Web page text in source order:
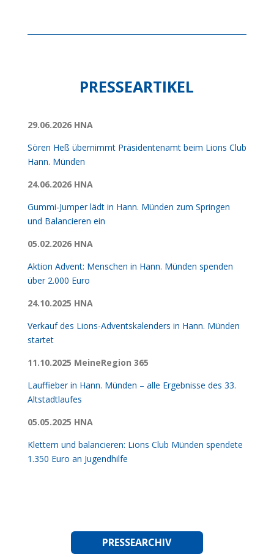
PRESSEARTIKEL
29.06.2026 HNA
Sören Heß übernimmt Präsidentenamt beim Lions Club
Hann. Münden
24.06.2026 HNA
Gummi-Jumper lädt in Hann. Münden zum Springen
und Balancieren ein
05.02.2026 HNA
Aktion Advent: Menschen in Hann. Münden spenden
über 2.000 Euro
24.10.2025 HNA
Verkauf des Lions-Adventskalenders in Hann. Münden
startet
11.10.2025 MeineRegion 365
Lauffieber in Hann. Münden – alle Ergebnisse des 33.
Altstadtlaufes
05.05.2025 HNA
Klettern und balancieren: Lions Club Münden spendete
1.350 Euro an Jugendhilfe
PRESSEARCHIV